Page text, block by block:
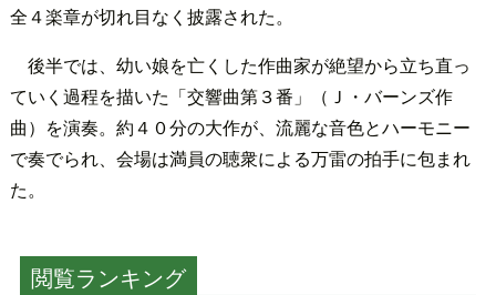
全４楽章が切れ目なく披露された。
後半では、幼い娘を亡くした作曲家が絶望から立ち直っ
ていく過程を描いた「交響曲第３番」（Ｊ・バーンズ作
曲）を演奏。約４０分の大作が、流麗な音色とハーモニー
で奏でられ、会場は満員の聴衆による万雷の拍手に包まれ
た。
閲覧ランキング